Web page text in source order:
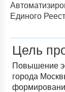
Единого
Цель
Повышение
города